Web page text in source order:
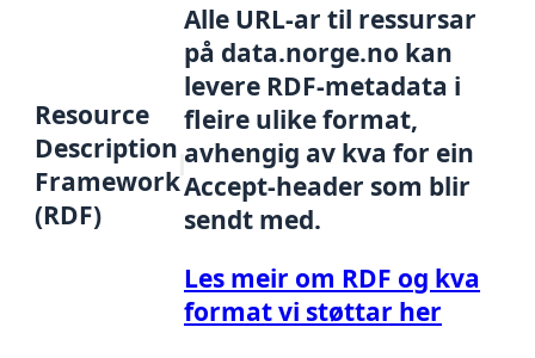
Resource
Description
Framework
(RDF)
Alle URL-ar til ressursar
på data.norge.no kan
levere RDF-metadata i
fleire ulike format,
avhengig av kva for ein
Accept-header som blir
sendt med.
Les meir om RDF og kva
format vi støttar her